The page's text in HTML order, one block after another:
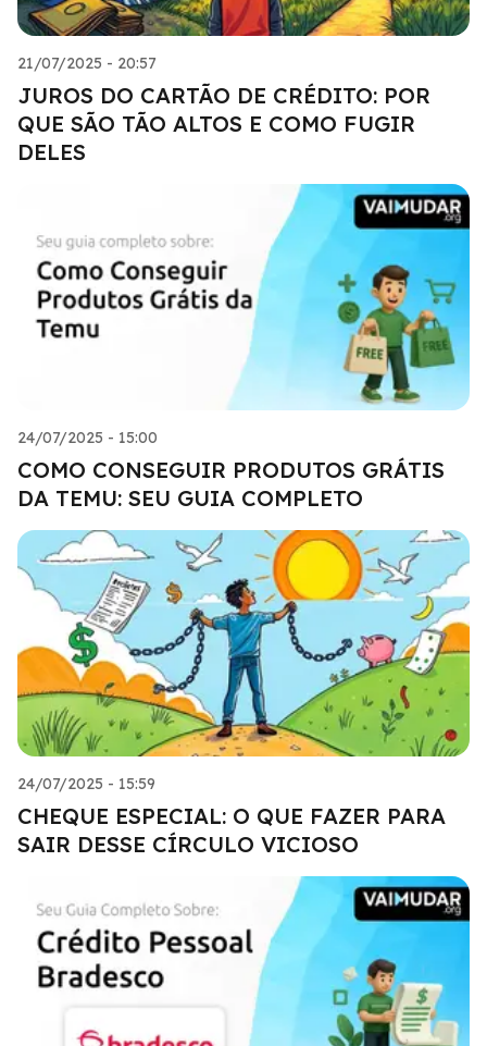
21/07/2025 - 20:57
JUROS DO CARTÃO DE CRÉDITO: POR
QUE SÃO TÃO ALTOS E COMO FUGIR
DELES
24/07/2025 - 15:00
COMO CONSEGUIR PRODUTOS GRÁTIS
DA TEMU: SEU GUIA COMPLETO
24/07/2025 - 15:59
CHEQUE ESPECIAL: O QUE FAZER PARA
SAIR DESSE CÍRCULO VICIOSO